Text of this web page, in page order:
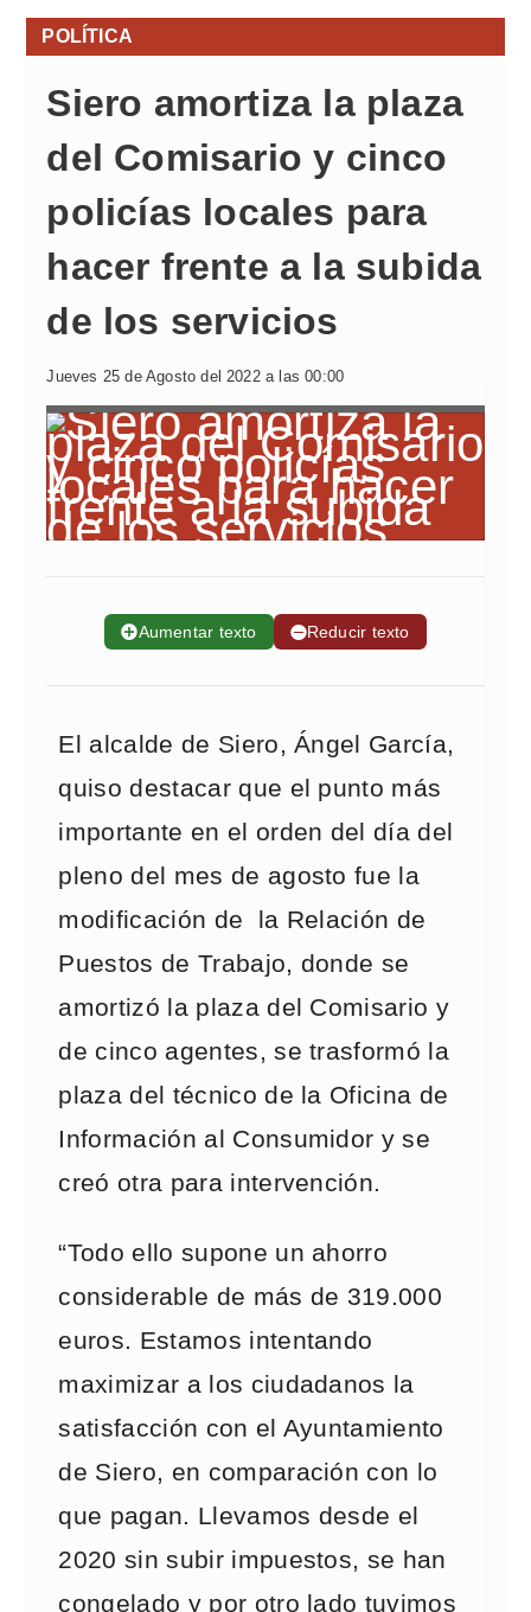
POLÍTICA
Siero amortiza la plaza
del Comisario y cinco
policías locales para
hacer frente a la subida
de los servicios
Jueves 25 de Agosto del 2022 a las 00:00
➕Aumentar texto ➖Reducir texto
El alcalde de Siero, Ángel García,
quiso destacar que el punto más
importante en el orden del día del
pleno del mes de agosto fue la
modificación de la Relación de
Puestos de Trabajo, donde se
amortizó la plaza del Comisario y
de cinco agentes, se trasformó la
plaza del técnico de la Oficina de
Información al Consumidor y se
creó otra para intervención.
“Todo ello supone un ahorro
considerable de más de 319.000
euros. Estamos intentando
maximizar a los ciudadanos la
satisfacción con el Ayuntamiento
de Siero, en comparación con lo
que pagan. Llevamos desde el
2020 sin subir impuestos, se han
congelado y por otro lado tuvimos